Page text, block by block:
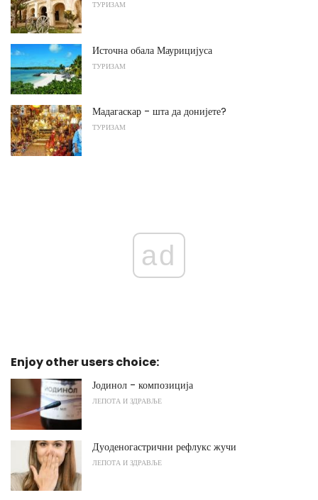
ТУРИЗАМ
Источна обала Маурицијуса
ТУРИЗАМ
Мадагаскар - шта да донијете?
ТУРИЗАМ
ad
Enjoy other users choice:
Јодинол - композиција
ЛЕПОТА И ЗДРАВЉЕ
Дуоденогастрични рефлукс жучи
ЛЕПОТА И ЗДРАВЉЕ